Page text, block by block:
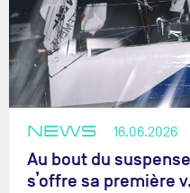
NEWS 16.06.2026
Au bout du
s’offre sa première